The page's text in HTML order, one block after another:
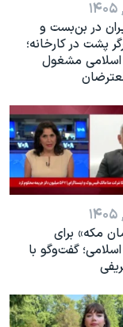
در بن‌بست و
پشت در کارخانه؛
مشغول
مکه» برای
گفت‌وگو با